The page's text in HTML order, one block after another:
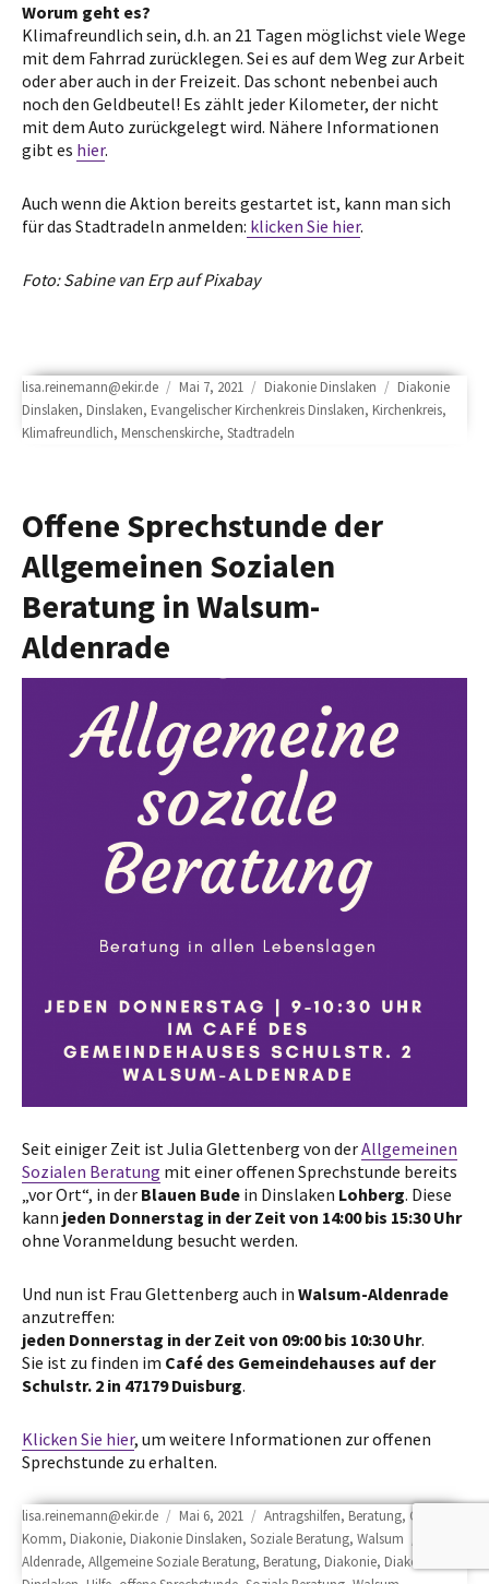
Worum geht es?
Klimafreundlich sein, d.h. an 21 Tagen möglichst viele Wege
mit dem Fahrrad zurücklegen. Sei es auf dem Weg zur Arbeit
oder aber auch in der Freizeit. Das schont nebenbei auch
noch den Geldbeutel! Es zählt jeder Kilometer, der nicht
mit dem Auto zurückgelegt wird. Nähere Informationen
gibt es hier.
Auch wenn die Aktion bereits gestartet ist, kann man sich
für das Stadtradeln anmelden: klicken Sie hier.
Foto: Sabine van Erp auf Pixabay
Author
lisa.reinemann@ekir.de
Posted
on
Mai 7, 2021 Categories
Diakonie Dinslaken Tags
Diakonie
Dinslaken, Dinslaken, Evangelischer Kirchenkreis Dinslaken, Kirchenkreis,
Klimafreundlich, Menschenskirche, Stadtradeln
Offene Sprechstunde der
Allgemeinen Sozialen
Beratung in Walsum-
Aldenrade
Seit einiger Zeit ist Julia Glettenberg von derAllgemeinen
Sozialen Beratung mit einer offenen Sprechstunde bereits
„vor Ort“, in der Blauen Bude in Dinslaken Lohberg. Diese
kann jeden Donnerstag in der Zeit von 14:00 bis 15:30 Uhr
ohne Voranmeldung besucht werden.
Und nun ist Frau Glettenberg auch in Walsum-Aldenrade
anzutreffen:
jeden Donnerstag in der Zeit von 09:00 bis 10:30 Uhr.
Sie ist zu finden im Café des Gemeindehauses auf der
Schulstr. 2 in 47179 Duisburg.
Klicken Sie hier, um weitere Informationen zur offenen
Sprechstunde zu erhalten.
Author
lisa.reinemann@ekir.de
Posted
on
Mai 6, 2021 Categories
Antragshilfen, Beratung, Café
Komm, Diakonie, Diakonie Dinslaken, Soziale Beratung, Walsum
Aldenrade, Allgemeine Soziale Beratung, Beratung, Diakonie, Diakonie